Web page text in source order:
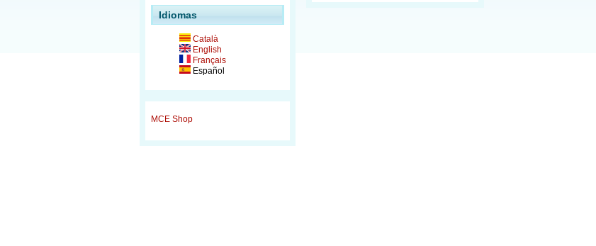
Idiomas
Català
English
Français
Español
MCE Shop